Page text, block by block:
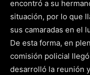
encontró a su
situación, por lo que
sus camaradas en el
De esta forma, en
comisión policial
desarrolló la reunión